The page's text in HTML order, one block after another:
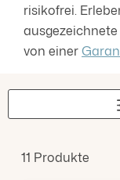
risikofrei.
von einer
11 Produkte